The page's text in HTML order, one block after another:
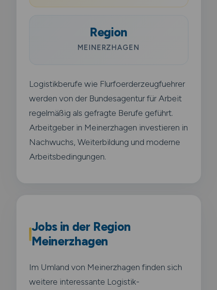
Region
MEINERZHAGEN
Logistikberufe wie Flurfoerderzeugfuehrer
werden von der Bundesagentur für Arbeit
regelmäßig als gefragte Berufe geführt.
Arbeitgeber in Meinerzhagen investieren in
Nachwuchs, Weiterbildung und moderne
Arbeitsbedingungen.
Jobs in der Region
Meinerzhagen
Im Umland von Meinerzhagen finden sich
weitere interessante Logistik-